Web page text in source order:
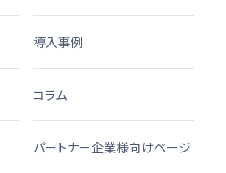
導入事例
コラム
パートナー企業様向けページ